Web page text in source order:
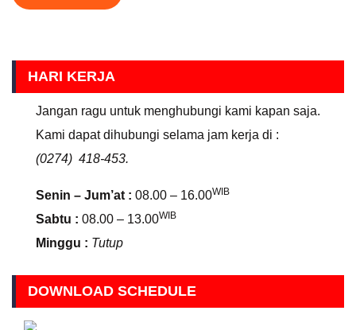
HARI KERJA
Jangan ragu untuk menghubungi kami kapan saja.
Kami dapat dihubungi selama jam kerja di :
(0274) 418-453.
Senin – Jum’at : 08.00 – 16.00WIB
Sabtu : 08.00 – 13.00WIB
Minggu : Tutup
DOWNLOAD SCHEDULE